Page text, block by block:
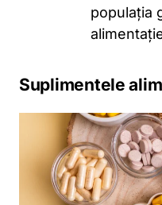
populația
Suplimentele